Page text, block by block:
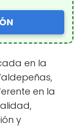
en la
en la
y